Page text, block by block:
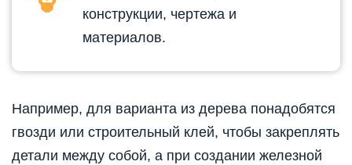
конструкции, чертежа и
материалов.
Например, для варианта из дерева понадобятся
гвозди или строительный клей, чтобы закреплять
детали между собой, а при создании железной